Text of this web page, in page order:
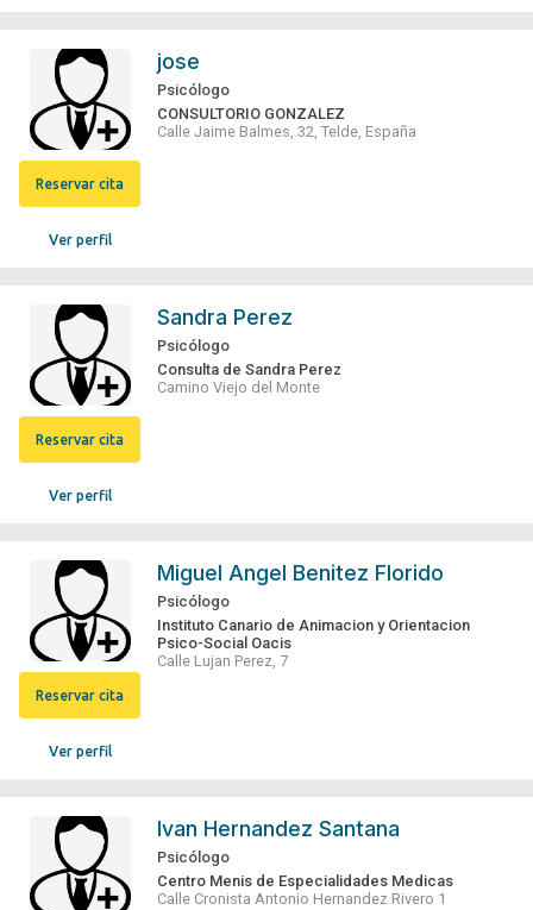
Ver perfil
Reservar cita
jose
Psicólogo
CONSULTORIO GONZALEZ
Calle Jaime Balmes, 32, Telde, España
Ver perfil
Reservar cita
Sandra Perez
Psicólogo
Consulta de Sandra Perez
Camino Viejo del Monte
Ver perfil
Reservar cita
Miguel Angel Benitez Florido
Psicólogo
Instituto Canario de Animacion y Orientacion
Psico-Social Oacis
Calle Lujan Perez, 7
Ivan Hernandez Santana
Psicólogo
Centro Menis de Especialidades Medicas
Calle Cronista Antonio Hernandez Rivero 1